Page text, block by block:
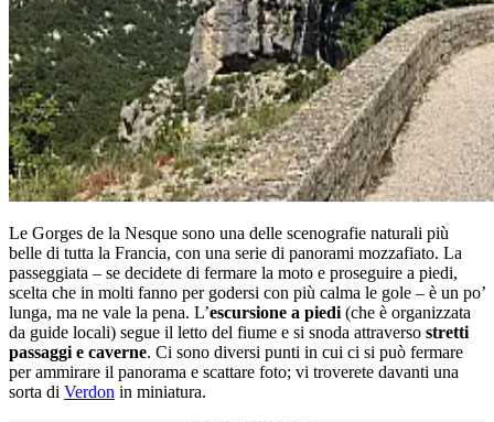
Le Gorges de la Nesque sono una delle scenografie naturali più
belle di tutta la Francia, con una serie di panorami mozzafiato. La
passeggiata – se decidete di fermare la moto e proseguire a piedi,
scelta che in molti fanno per godersi con più calma le gole – è un po’
lunga, ma ne vale la pena. L’escursione a piedi (che è organizzata
da guide locali) segue il letto del fiume e si snoda attraverso stretti
passaggi e caverne. Ci sono diversi punti in cui ci si può fermare
per ammirare il panorama e scattare foto; vi troverete davanti una
sorta di Verdon in miniatura.